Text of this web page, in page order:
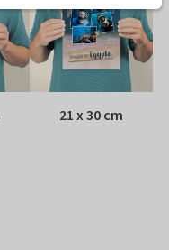
21 x 30 cm